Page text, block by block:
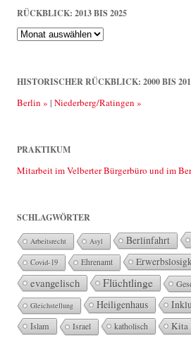
RÜCKBLICK: 2013 BIS 2025
Rückblick:
2013
HISTORISCHER RÜCKBLICK: 2000 BIS
Berlin » | Niederberg/Ratingen »
PRAKTIKUM
Mitarbeit im Velberter Bürgerbüro und im
SCHLAGWÖRTER
Arbeitsrecht Asyl Berlinfahrt
Covid-19 Ehrenamt
evangelisch Flüchtlinge
Gleichstellung Heiligenhaus
Islam Israel katholisch Kita